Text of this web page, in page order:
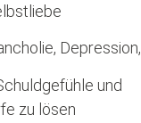
und
zu lösen